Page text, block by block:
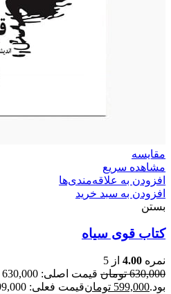
مقایسه
مشاهده سریع
افزودن به علاقه‌مندی‌ها
افزودن به سبد خرید
بستن
کتاب قوی سیاه
نمره 4.00 از 5
630,000 تومان
بود.599,000 تومانقیمت فعلی: 599,000 تومان.